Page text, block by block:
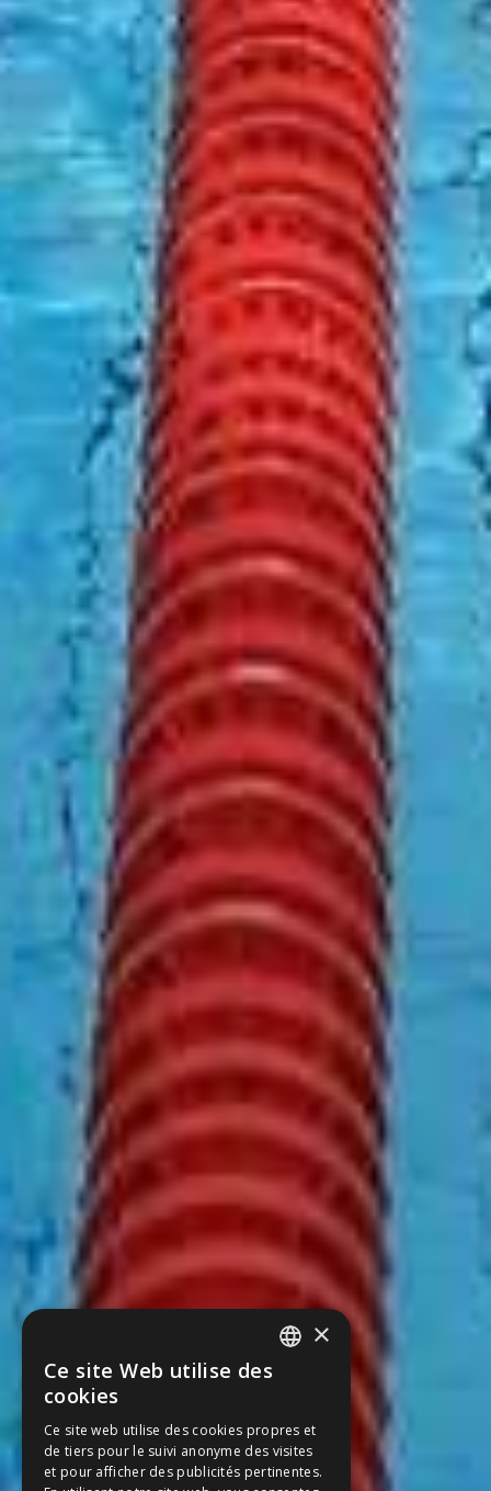
ENGLISH
×
Ce site Web utilise des
cookies
Ce site web utilise des cookies propres et
de tiers pour le suivi anonyme des visites
et pour afficher des publicités pertinentes.